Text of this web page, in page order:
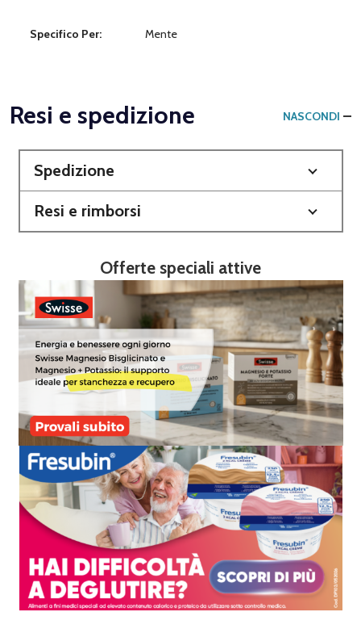
Specifico Per: Mente
Resi e spedizione NASCONDI
Spedizione
Resi e rimborsi
Offerte speciali attive